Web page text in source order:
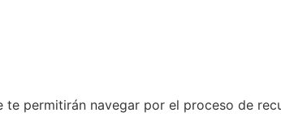
permitirán navegar por el proceso de